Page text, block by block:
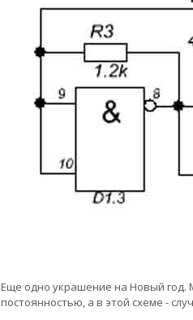
Еще одно украшение на Новый год.
постоянностью, а в этой схеме -